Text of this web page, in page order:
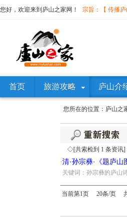
您好，欢迎来到庐山之家网！ 宗旨：【 传播庐
首页 旅游攻略 庐山介
您所在的位置： 庐山之
◇[共索检到 1 条资讯]
·清·孙宗彝·《题庐山
关键词：孙宗彝的庐山
当前第1页 20条/页